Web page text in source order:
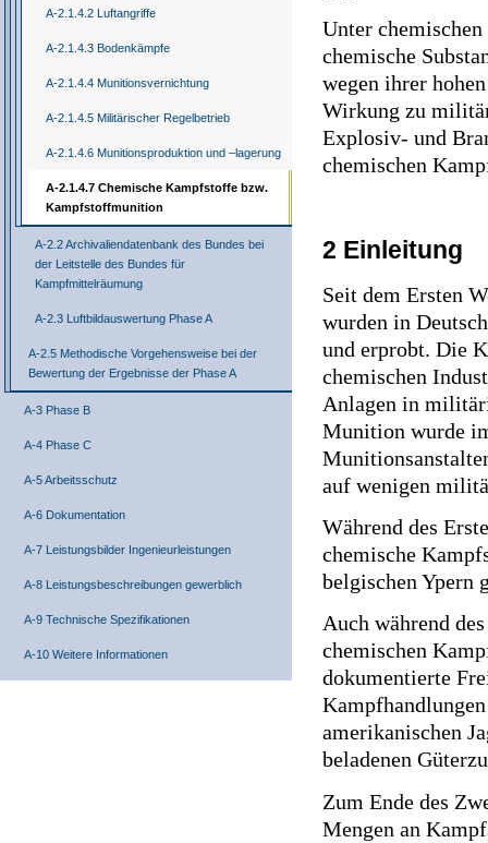
A-2.1.4.2 Luftangriffe
A-2.1.4.3 Bodenkämpfe
A-2.1.4.4 Munitionsvernichtung
A-2.1.4.5 Militärischer Regelbetrieb
A-2.1.4.6 Munitionsproduktion und –lagerung
A-2.1.4.7 Chemische Kampfstoffe bzw.
Kampfstoffmunition
A-2.2 Archivaliendatenbank des Bundes bei
der Leitstelle des Bundes für
Kampfmittelräumung
A-2.3 Luftbildauswertung Phase A
A-2.5 Methodische Vorgehensweise bei der
Bewertung der Ergebnisse der Phase A
A-3 Phase B
A-4 Phase C
A-5 Arbeitsschutz
A-6 Dokumentation
A-7 Leistungsbilder Ingenieurleistungen
A-8 Leistungsbeschreibungen gewerblich
A-9 Technische Spezifikationen
A-10 Weitere Informationen
Unter
chemische
wegen ihrer
Wirkung zu
Explosiv- und
chemischen
2 Einleitung
Seit dem Ersten
wurden in
und erprobt. Die
chemischen
Anlagen in
Munition wurde
auf wenigen
Während des
chemische
belgischen Ypern
Auch während
chemischen
dokumentierte
amerikanischen
beladenen
Zum Ende des
Mengen an